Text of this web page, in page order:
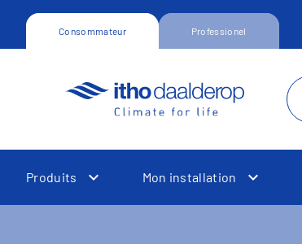
Consommateur Professionel
Produits
Mon installation